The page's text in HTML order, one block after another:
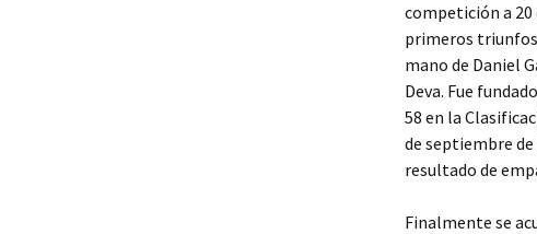
competición a 20
primeros triunfos
mano de Daniel
Deva. Fue
58 en la
de septiembre
resultado de
Finalmente se